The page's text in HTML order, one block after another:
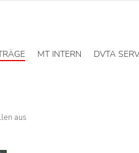
MT INTERN DVTA
aus